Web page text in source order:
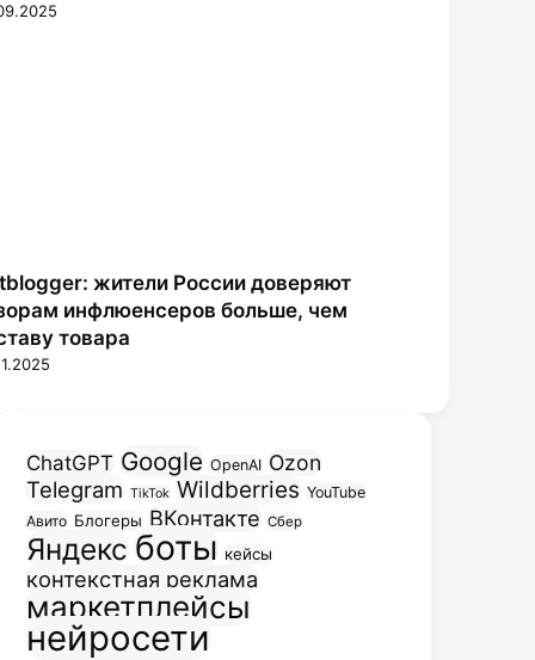
жители России доверяют
инфлюенсеров больше, чем
товара
ChatGPT Google OpenAI Ozon
Telegram TikTok Wildberries YouTube
Авито Блогеры ВКонтакте Сбер
Яндекс боты кейсы
контекстная реклама
маркетплейсы
нейросети